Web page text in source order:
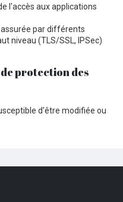
l'accès aux applications
assurée par différents
niveau (TLS/SSL, IPSec)
protection des
d'être modifiée ou